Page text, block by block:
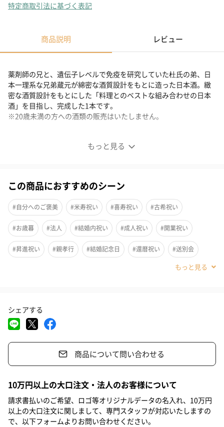
特定商取引法に基づく表記
商品説明 レビュー
もっと見る
薬剤師の兄と、遺伝子レベルで免疫を研究していた杜氏の弟、日
本一理系な兄弟蔵元が綿密な酒質設計をもとに造った日本酒。緻
密な酒質設計をもとにした「料理とのベストな組み合わせの日本
酒」を目指し、完成した1本です。
※20歳未満の方への酒類の販売はいたしません。
日本酒の変数を徹底分析
「料理とのベストな組み合わせを楽しんでもらいたい」という思
いで、今年の米の特徴、気温、水温、湿度などを考慮しながら造
られた日本酒です。
この商品におすすめのシーン
#自分へのご褒美 #米寿祝い #喜寿祝い #古希祝い
#お歳暮 #法人 #結婚内祝い #成人祝い #開業祝い
#昇進祝い #親孝行 #結婚記念日 #還暦祝い #送別会
#ホワイトデー
#パーティー
#母の日 #結婚祝い
#取引先男性 #義母 #義父 #部下女性
#同僚女性 #上司男性 #上司女性 #祖父 #祖母 #母親
#父親 #妻 #夫 #女性 #男性 #男友達 #女友達
シェアする
商品について問い合わせる
10万円以上の大口注文・法人のお客様について
請求書払いのご希望、ロゴ等オリジナルデータの名入れ、10万円
以上の大口注文に関しまして、専門スタッフが対応いたしますの
で、以下フォームよりお問い合わせください。